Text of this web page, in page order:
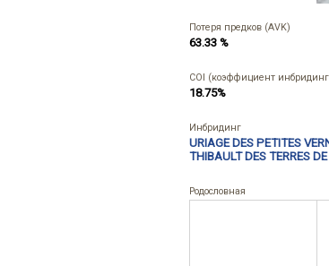
Потеря предков (AVK)
63.33 %
COI (коэффициент
18.75%
Инбридинг
URIAGE DES PETITES
THIBAULT DES TERRES
Родословная